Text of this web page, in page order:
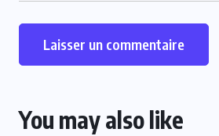
You may also like